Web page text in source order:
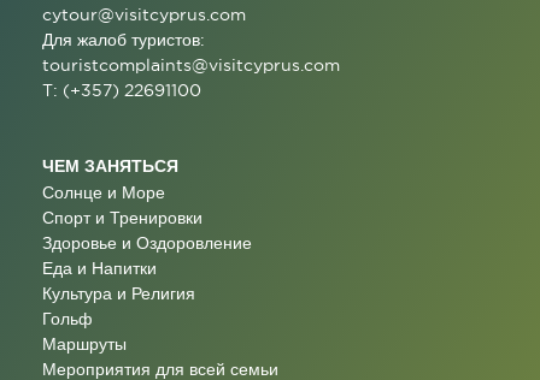
cytour@visitcyprus.com
Для жалоб туристов:
touristcomplaints@visitcyprus.com
T: (+357) 22691100
ЧЕМ ЗАНЯТЬСЯ
Солнце и Море
Спорт и Тренировки
Здоровье и Оздоровление
Еда и Напитки
Культура и Религия
Гольф
Маршруты
Мероприятия для всей семьи